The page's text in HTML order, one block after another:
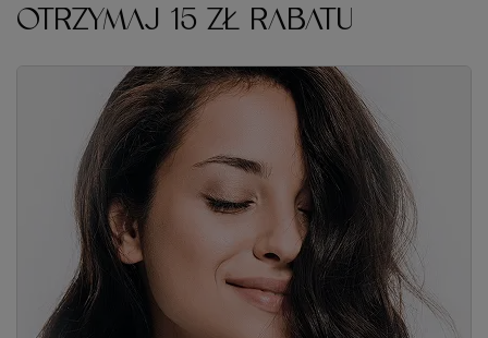
OTRZYMAJ 15 ZŁ RABATU